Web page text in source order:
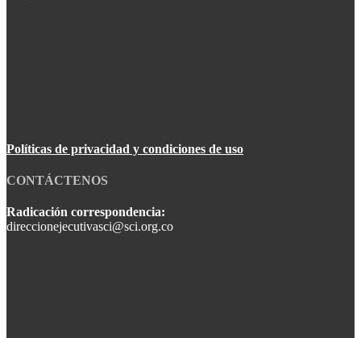
Políticas de privacidad y condiciones de uso
CONTÁCTENOS
Radicación correspondencia:
direccionejecutivasci@sci.org.co